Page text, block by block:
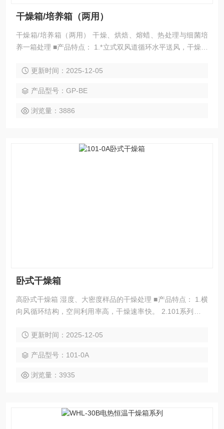
干燥箱/培养箱（两用）
干燥箱/培养箱（两用） 干燥、烘焙、熔蜡、热处理与细菌培
养一箱处理 ■产品特点： 1.*立式双风道循环水平送风，干燥效
控温仪。 3.标配风机开关、耐高温鼓风电机、干燥培养转换开
温仪彩色液晶屏显示、设定值、测量值、定时同时
更新时间：2025-12-05
产品型号：GP-BE
浏览量：3886
卧式干燥箱
高卧式干燥箱 湿度、大密度样品的干燥处理 ■产品特点： 1.横
向风循环结构，空间利用率高，干燥速率快。 2.101系列：强
3.202系列：经典的自然对流干燥方式。 4.新型防烫手把手。
更新时间：2025-12-05
产品型号：101-0A
浏览量：3935